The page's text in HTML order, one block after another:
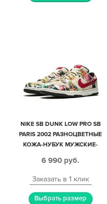
NIKE SB DUNK LOW PRO SB
PARIS 2002 РАЗНОЦВЕТНЫЕ
КОЖА-НУБУК МУЖСКИЕ-
6 990 руб.
Заказать в 1 клик
Выбрать размер